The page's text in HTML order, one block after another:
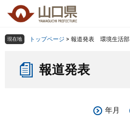
の
ー
組織で探す
Other Languages
現在地 トップページ > 報道発表 環境生活部
報道発表
年月